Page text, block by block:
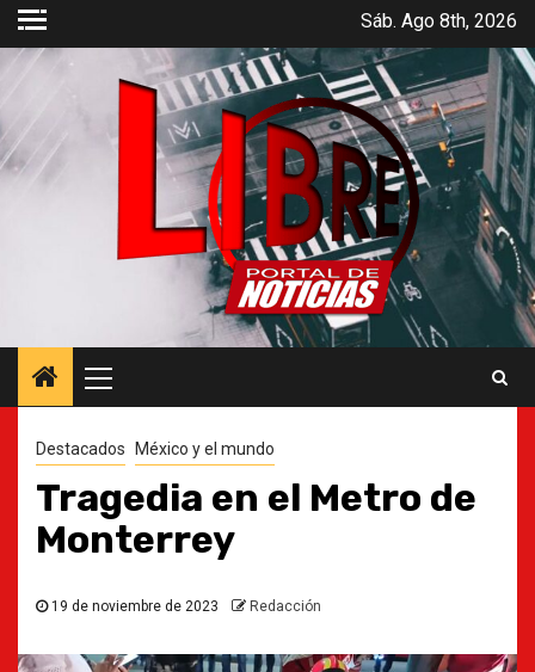
Saltar
contenido
Sáb. Ago 8th, 2026
principal
Destacados México y el mundo
Tragedia en el Metro de
Monterrey
19 de noviembre de 2023 Redacción